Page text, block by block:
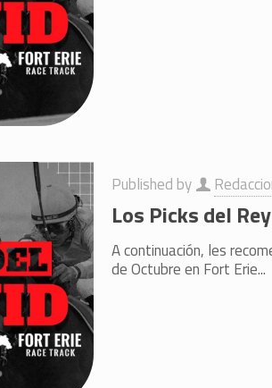
Published by
Los Picks del
A continuación, les
de Octubre en Fort Erie...